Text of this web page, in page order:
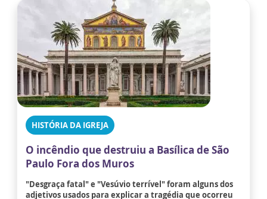
HISTÓRIA DA IGREJA
O incêndio que destruiu a Basílica de São
Paulo Fora dos Muros
"Desgraça fatal" e "Vesúvio terrível" foram alguns dos
adjetivos usados para explicar a tragédia que ocorreu